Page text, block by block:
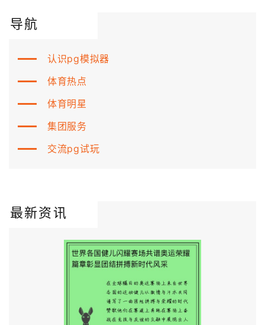
导航
认识pg模拟器
体育热点
体育明星
集团服务
交流pg试玩
最新资讯